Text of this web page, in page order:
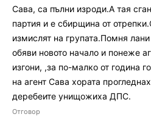
Сава, са пълни изроди.А тая
партия и е сбирщина от
измислят на групата.Помня
обяви новото начало и понеже
изгони, ,за по-малко от година
на агент Сава хората
деребеите унищожиха ДПС.
Отговор